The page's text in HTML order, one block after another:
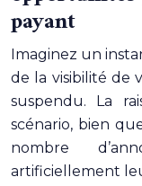
payant
Imaginez un
de la visibilité de
suspendu. La
scénario, bien
nombre
artificiellement